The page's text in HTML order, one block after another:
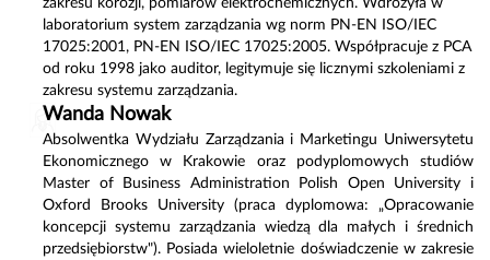
laboratorium system zarządzania wg norm PN-EN ISO/IEC
17025:2001, PN-EN ISO/IEC 17025:2005. Współpracuje z PCA
od roku 1998 jako auditor, legitymuje się licznymi szkoleniami z
zakresu systemu zarządzania.
Wanda Nowak
Absolwentka Wydziału Zarządzania i Marketingu Uniwersytetu
Ekonomicznego w Krakowie oraz podyplomowych studiów
Master of Business Administration Polish Open University i
Oxford Brooks University (praca dyplomowa: „Opracowanie
koncepcji systemu zarządzania wiedzą dla małych i średnich
przedsiębiorstw"). Posiada wieloletnie doświadczenie w zakresie